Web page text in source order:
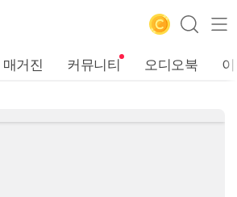
매거진 커뮤니티 오디오북